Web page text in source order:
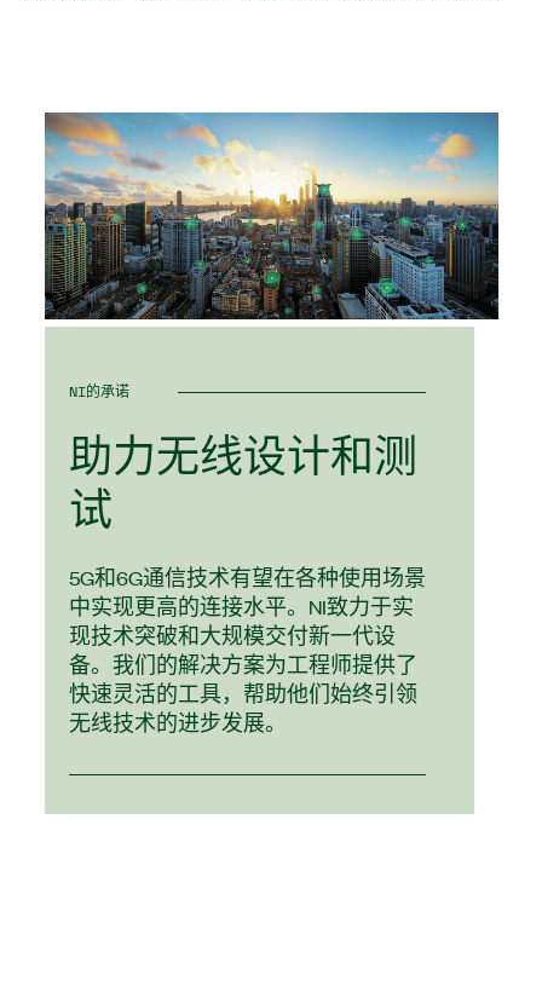
NI的承诺
助力无线设计和测
试
5G和6G通信技术有望在各种使用场景
中实现更高的连接水平。NI致力于实
现技术突破和大规模交付新一代设
备。我们的解决方案为工程师提供了
快速灵活的工具，帮助他们始终引领
无线技术的进步发展。